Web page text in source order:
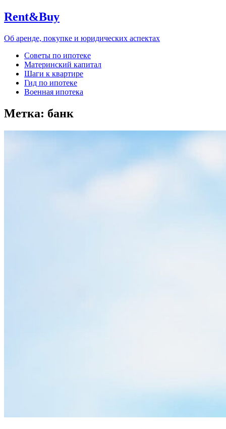
Rent&Buy
Об аренде, покупке и юридических аспектах
Советы по ипотеке
Материнский капитал
Шаги к квартире
Гид по ипотеке
Военная ипотека
Метка: банк